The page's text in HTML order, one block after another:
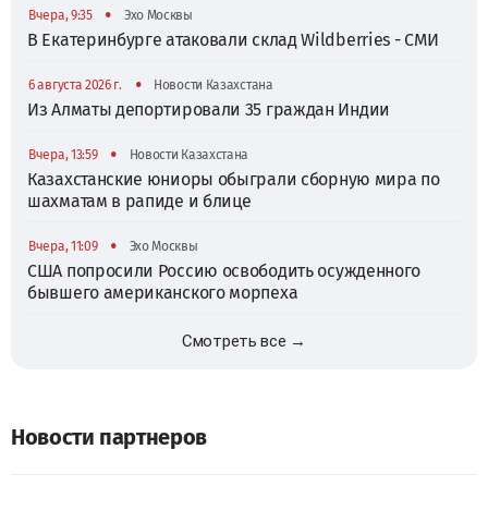
Вчера, 9:35 • Эхо Москвы
В Екатеринбурге атаковали склад Wildberries - СМИ
6 августа 2026 г. • Новости Казахстана
Из Алматы депортировали 35 граждан Индии
Вчера, 13:59 • Новости Казахстана
Казахстанские юниоры обыграли сборную мира по
шахматам в рапиде и блице
Вчера, 11:09 • Эхо Москвы
США попросили Россию освободить осужденного
бывшего американского морпеха
Смотреть все →
Новости партнеров